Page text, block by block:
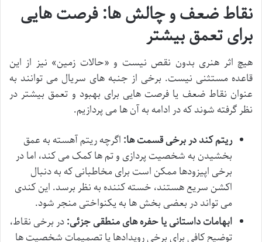
نقاط ضعف و چالش ها: فرصت هایی
برای تعمق بیشتر
هیچ اثر هنری بدون نقص نیست و «حالات زمین» نیز از این
قاعده مستثنی نیست. برخی از جنبه های سریال می توانند به
عنوان نقاط ضعف یا فرصت هایی برای بهبود و تعمق بیشتر در
نظر گرفته شوند که در ادامه به آن ها می پردازیم.
ریتم کند در برخی قسمت ها: اگرچه ریتم آهسته به عمق
بخشیدن به شخصیت پردازی و تم ها کمک می کند، اما در
برخی اپیزودها ممکن است برای مخاطبانی که به دنبال
اکشن سریع هستند، خسته کننده به نظر برسد. این کندی
می تواند در بعضی بخش ها به یکنواختی منجر شود.
ابهامات داستانی یا حفره های منطقی جزئی:در برخی نقاط،
توضیح کافی برای برخی رویدادها یا تصمیمات شخصیت ها